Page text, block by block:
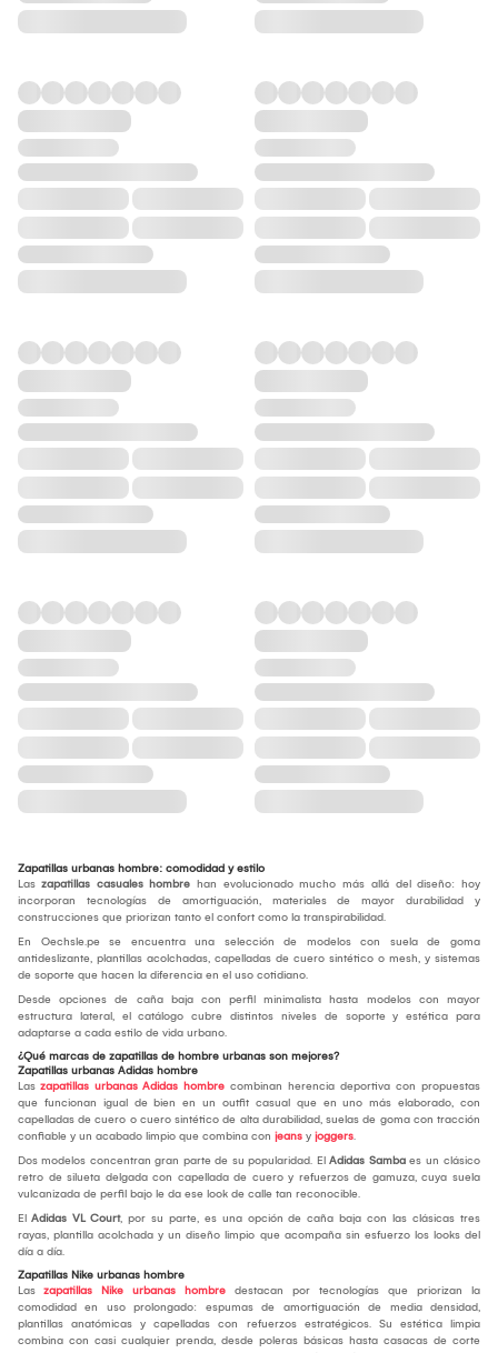
Zapatillas urbanas hombre: comodidad y estilo
Las zapatillas casuales hombre han evolucionado mucho más allá del diseño: hoy
incorporan tecnologías de amortiguación, materiales de mayor durabilidad y
construcciones que priorizan tanto el confort como la transpirabilidad.
En Oechsle.pe se encuentra una selección de modelos con suela de goma
antideslizante, plantillas acolchadas, capelladas de cuero sintético o mesh, y sistemas
de soporte que hacen la diferencia en el uso cotidiano.
Desde opciones de caña baja con perfil minimalista hasta modelos con mayor
estructura lateral, el catálogo cubre distintos niveles de soporte y estética para
adaptarse a cada estilo de vida urbano.
¿Qué marcas de zapatillas de hombre urbanas son mejores?
Zapatillas urbanas Adidas hombre
Las zapatillas urbanas Adidas hombre combinan herencia deportiva con propuestas
que funcionan igual de bien en un outfit casual que en uno más elaborado, con
capelladas de cuero o cuero sintético de alta durabilidad, suelas de goma con tracción
confiable y un acabado limpio que combina con jeans y joggers.
Dos modelos concentran gran parte de su popularidad. El Adidas Samba es un clásico
retro de silueta delgada con capellada de cuero y refuerzos de gamuza, cuya suela
vulcanizada de perfil bajo le da ese look de calle tan reconocible.
El Adidas VL Court, por su parte, es una opción de caña baja con las clásicas tres
rayas, plantilla acolchada y un diseño limpio que acompaña sin esfuerzo los looks del
día a día.
Zapatillas Nike urbanas hombre
Las zapatillas Nike urbanas hombre destacan por tecnologías que priorizan la
comodidad en uso prolongado: espumas de amortiguación de media densidad,
plantillas anatómicas y capelladas con refuerzos estratégicos. Su estética limpia
combina con casi cualquier prenda, desde poleras básicas hasta casacas de corte